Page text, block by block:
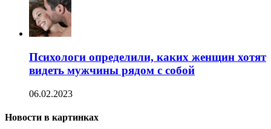
Психологи определили, каких женщин хотят
видеть мужчины рядом с собой
06.02.2023
Новости в картинках